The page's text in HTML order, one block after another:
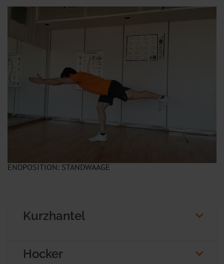
ENDPOSITION: STANDWAAGE
Kurzhantel
Hocker